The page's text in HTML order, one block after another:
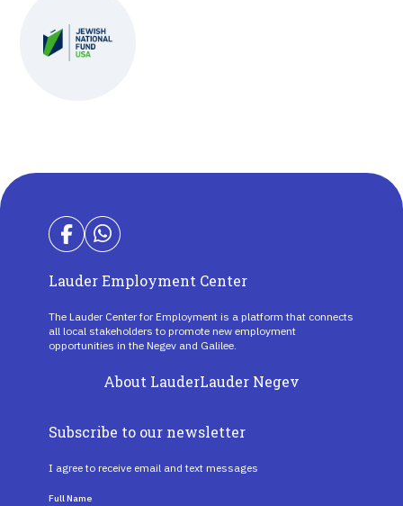
Lauder Employment Center
The Lauder Center for Employment is a platform that connects
all local stakeholders to promote new employment
opportunities in the Negev and Galilee.
About LauderLauder Negev
Subscribe to our newsletter
I agree to receive email and text messages
Full Name